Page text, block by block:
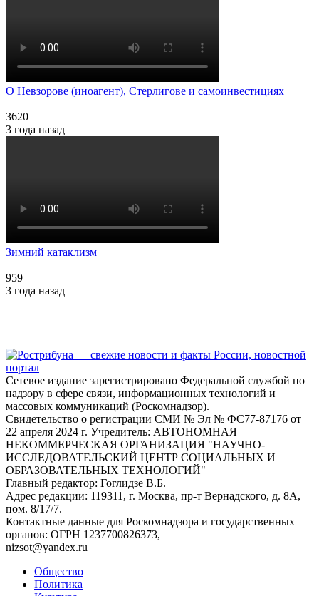
О Невзорове (иноагент), Стерлигове и самоинвестициях
3620
3 года назад
Зимний катаклизм
959
3 года назад
Сетевое издание зарегистрировано Федеральной службой по
надзору в сфере связи, информационных технологий и
массовых коммуникаций (Роскомнадзор).
Свидетельство о регистрации СМИ № Эл № ФС77-87176 от
22 апреля 2024 г. Учредитель: АВТОНОМНАЯ
НЕКОММЕРЧЕСКАЯ ОРГАНИЗАЦИЯ "НАУЧНО-
ИССЛЕДОВАТЕЛЬСКИЙ ЦЕНТР СОЦИАЛЬНЫХ И
ОБРАЗОВАТЕЛЬНЫХ ТЕХНОЛОГИЙ"
Главный редактор: Гоглидзе В.Б.
Адрес редакции: 119311, г. Москва, пр-т Вернадского, д. 8А,
пом. 8/17/7.
Контактные данные для Роскомнадзора и государственных
органов: ОГРН 1237700826373,
nizsot@yandex.ru
Общество
Политика